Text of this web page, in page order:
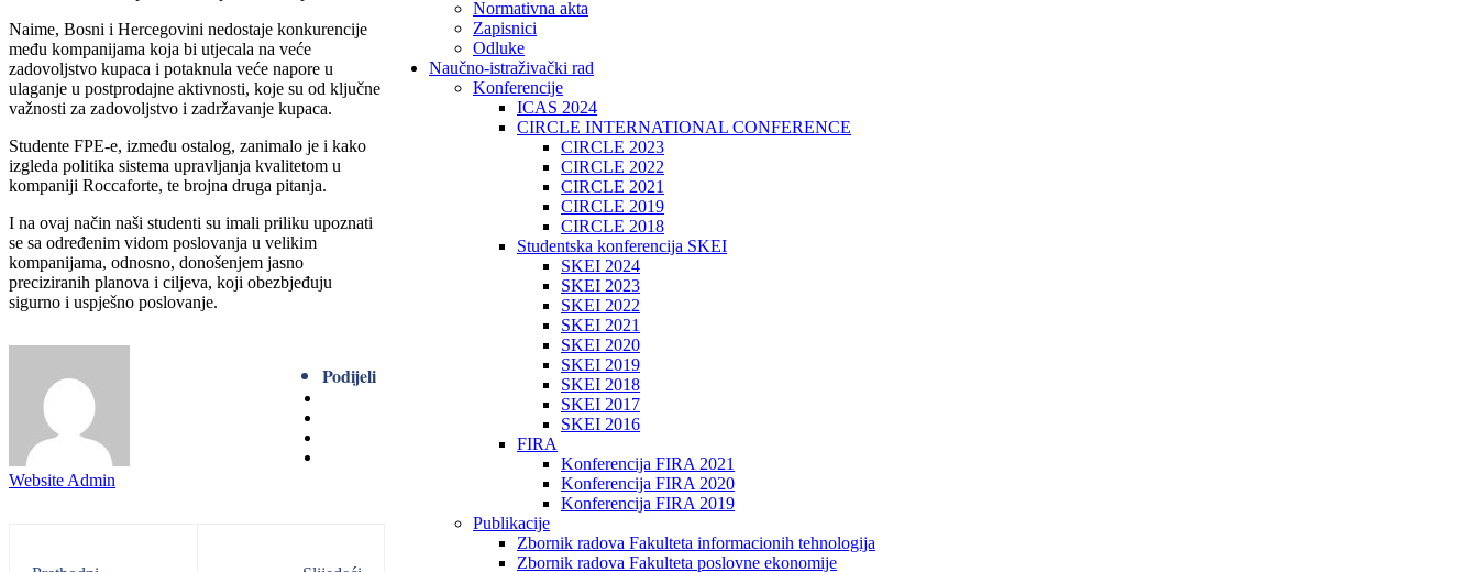
Normativna akta
Zapisnici
Odluke
Naučno-istraživački rad
Konferencije
ICAS 2024
CIRCLE INTERNATIONAL CONFERENCE
CIRCLE 2023
CIRCLE 2022
CIRCLE 2021
CIRCLE 2019
CIRCLE 2018
Studentska konferencija SKEI
SKEI 2024
SKEI 2023
SKEI 2022
SKEI 2021
SKEI 2020
SKEI 2019
SKEI 2018
SKEI 2017
SKEI 2016
FIRA
Konferencija FIRA 2021
Konferencija FIRA 2020
Konferencija FIRA 2019
Publikacije
Zbornik radova Fakulteta informacionih tehnologija
Zbornik radova Fakulteta poslovne ekonomije
Naime, Bosni i Hercegovini nedostaje konkurencije
među kompanijama koja bi utjecala na veće
zadovoljstvo kupaca i potaknula veće napore u
ulaganje u postprodajne aktivnosti, koje su od ključne
važnosti za zadovoljstvo i zadržavanje kupaca.
Studente FPE-e, između ostalog, zanimalo je i kako
izgleda politika sistema upravljanja kvalitetom u
kompaniji Roccaforte, te brojna druga pitanja.
I na ovaj način naši studenti su imali priliku upoznati
se sa određenim vidom poslovanja u velikim
kompanijama, odnosno, donošenjem jasno
preciziranih planova i ciljeva, koji obezbjeđuju
sigurno i uspješno poslovanje.
Podijeli
Website Admin